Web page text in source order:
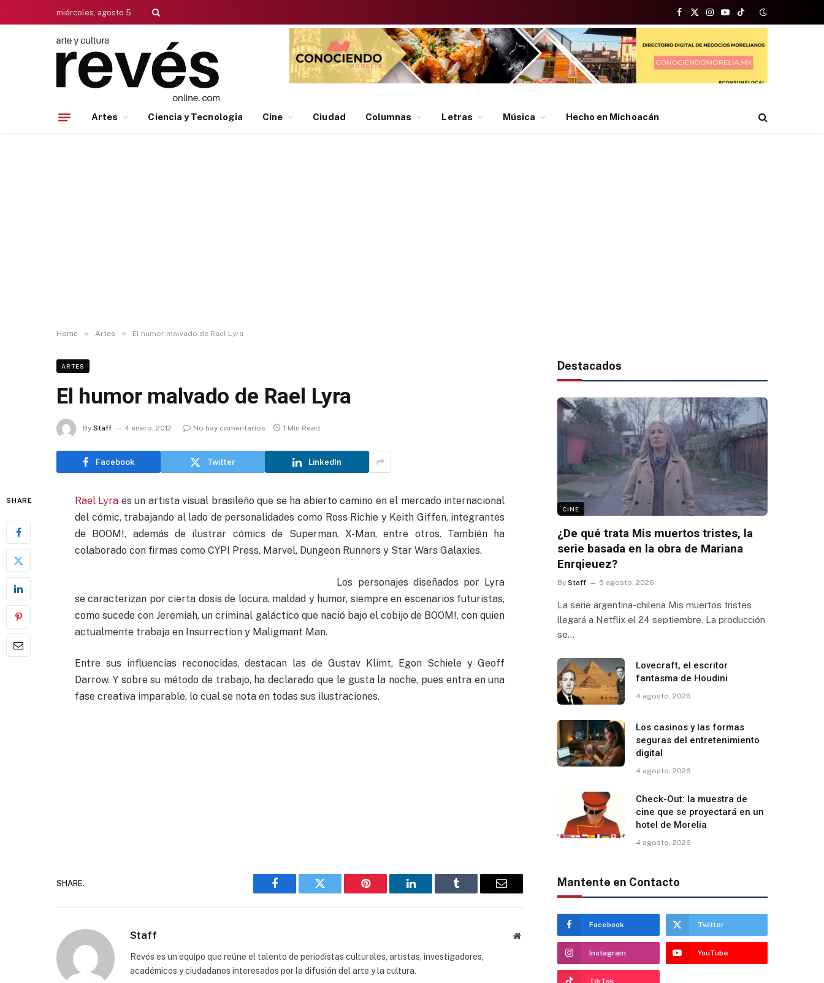
miércoles, agosto 5
Facebook
X
(Twitter)
Instagram
YouTubeTikTok
Artes Ciencia y Tecnologia Cine Ciudad Columnas Letras Música Hecho en Michoacán
Home » Artes » El humor malvado de Rael Lyra
ARTES
El humor malvado de Rael Lyra
By Staff 4 enero, 2012 No hay comentarios 1 Min Read
Facebook Twitter LinkedIn
SHARE Rael Lyra es un artista visual brasileño que se ha abierto camino en el mercado internacional
del cómic, trabajando al lado de personalidades como Ross Richie y Keith Giffen, integrantes
de BOOM!, además de ilustrar cómics de Superman, X-Man, entre otros. También ha
colaborado con firmas como CYPI Press, Marvel, Dungeon Runners y Star Wars Galaxies.
Los personajes diseñados por Lyra
se caracterizan por cierta dosis de locura, maldad y humor, siempre en escenarios futuristas,
como sucede con Jeremiah, un criminal galáctico que nació bajo el cobijo de BOOM!, con quien
actualmente trabaja en Insurrection y Maligmant Man.
Entre sus influencias reconocidas, destacan las de Gustav Klimt, Egon Schiele y Geoff
Darrow. Y sobre su método de trabajo, ha declarado que le gusta la noche, pues entra en una
fase creativa imparable, lo cual se nota en todas sus ilustraciones.
SHARE.
Facebook Twitter Pinterest LinkedIn Tumblr Email
Staff Website
Revés es un equipo que reúne el talento de periodistas culturales, artistas, investigadores,
académicos y ciudadanos interesados por la difusión del arte y la cultura.
Destacados
CINE
¿De qué trata Mis muertos tristes, la
serie basada en la obra de Mariana
Enrqieuez?
By Staff 5 agosto, 2026
La serie argentina-chilena Mis muertos tristes
llegará a Netflix el 24 septiembre. La producción
se…
Lovecraft, el escritor
fantasma de Houdini
4 agosto, 2026
Los casinos y las formas
seguras del entretenimiento
digital
4 agosto, 2026
Check-Out: la muestra de
cine que se proyectará en un
hotel de Morelia
4 agosto, 2026
Mantente en Contacto
Facebook Twitter
Instagram YouTube
TikTok